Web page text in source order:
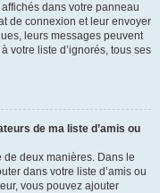
dans votre panneau
de connexion et leur envoyer
leurs messages peuvent
votre liste d’ignorés, tous ses
de ma liste d’amis ou
deux manières. Dans le
dans votre liste d’amis ou
vous pouvez ajouter